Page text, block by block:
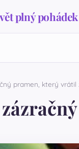
plný
pramen, který vrátil